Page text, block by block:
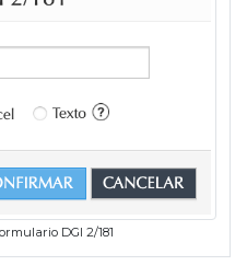
DGI 2/181